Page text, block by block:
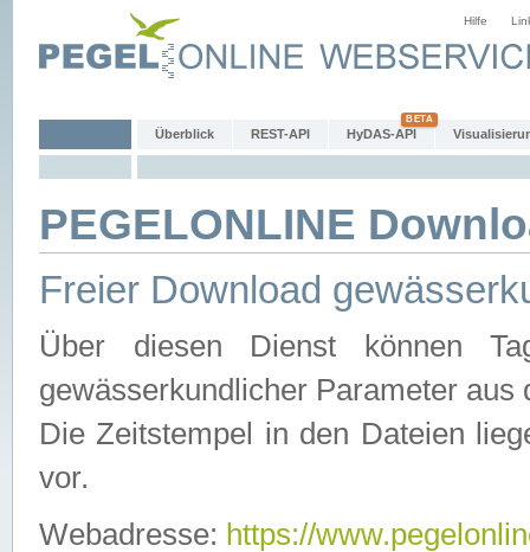
Hilfe
Überblick REST-API HyDAS-API
PEGELONLINE
Freier Download
Über diesen Dienst können
gewässerkundlicher Parameter aus
Die Zeitstempel in den Dateien
vor.
Webadresse: https://